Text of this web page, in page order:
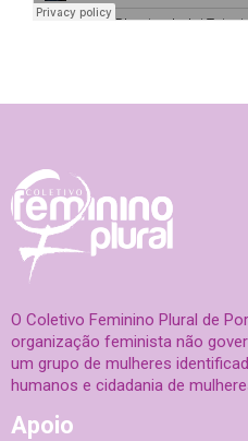
O Coletivo Feminino Plural de
organização feminista não
um grupo de mulheres
humanos e cidadania de
Apoio